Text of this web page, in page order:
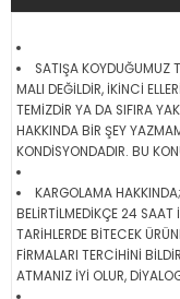
SATIŞA KOYDUĞUMUZ
MALI DEĞİLDİR, İKİNCİ
TEMİZDİR YA DA SIFIRA
HAKKINDA BİR ŞEY
KONDİSYONDADIR. BU
KARGOLAMA
BELİRTİLMEDİKÇE 24 SAAT
TARİHLERDE BİTECEK
FİRMALARI TERCİHİNİ
ATMANIZ İYİ OLUR,